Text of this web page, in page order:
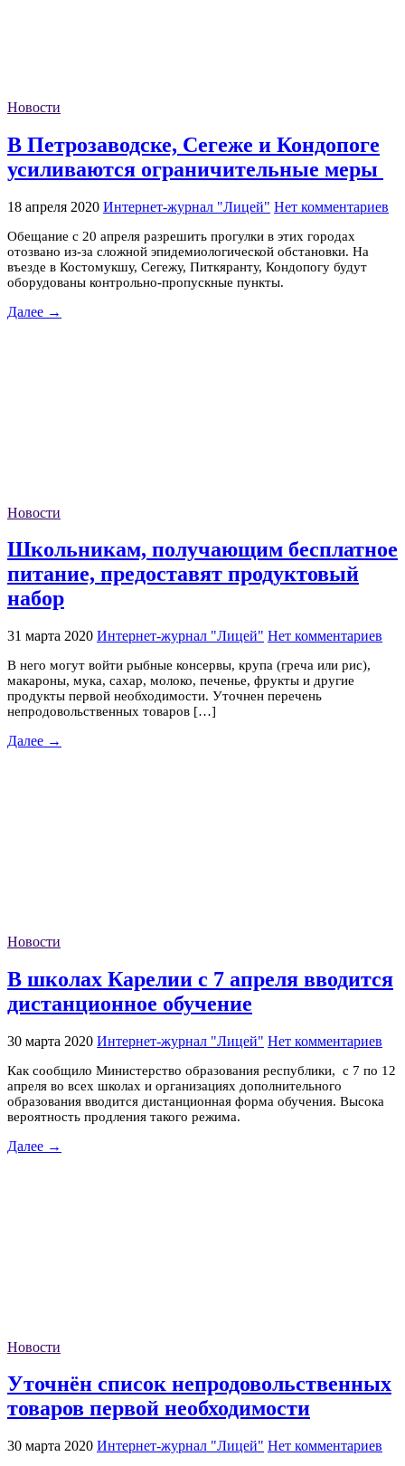
Новости
В Петрозаводске, Сегеже и Кондопоге
усиливаются ограничительные меры
18 апреля 2020 Интернет-журнал "Лицей" Нет комментариев
Обещание с 20 апреля разрешить прогулки в этих городах
отозвано из-за сложной эпидемиологической обстановки. На
въезде в Костомукшу, Сегежу, Питкяранту, Кондопогу будут
оборудованы контрольно-пропускные пункты.
Далее →
Новости
Школьникам, получающим бесплатное
питание, предоставят продуктовый
набор
31 марта 2020 Интернет-журнал "Лицей" Нет комментариев
В него могут войти рыбные консервы, крупа (греча или рис),
макароны, мука, сахар, молоко, печенье, фрукты и другие
продукты первой необходимости. Уточнен перечень
непродовольственных товаров […]
Далее →
Новости
В школах Карелии с 7 апреля вводится
дистанционное обучение
30 марта 2020 Интернет-журнал "Лицей" Нет комментариев
Как сообщило Министерство образования республики, с 7 по 12
апреля во всех школах и организациях дополнительного
образования вводится дистанционная форма обучения. Высока
вероятность продления такого режима.
Далее →
Новости
Уточнён список непродовольственных
товаров первой необходимости
30 марта 2020 Интернет-журнал "Лицей" Нет комментариев